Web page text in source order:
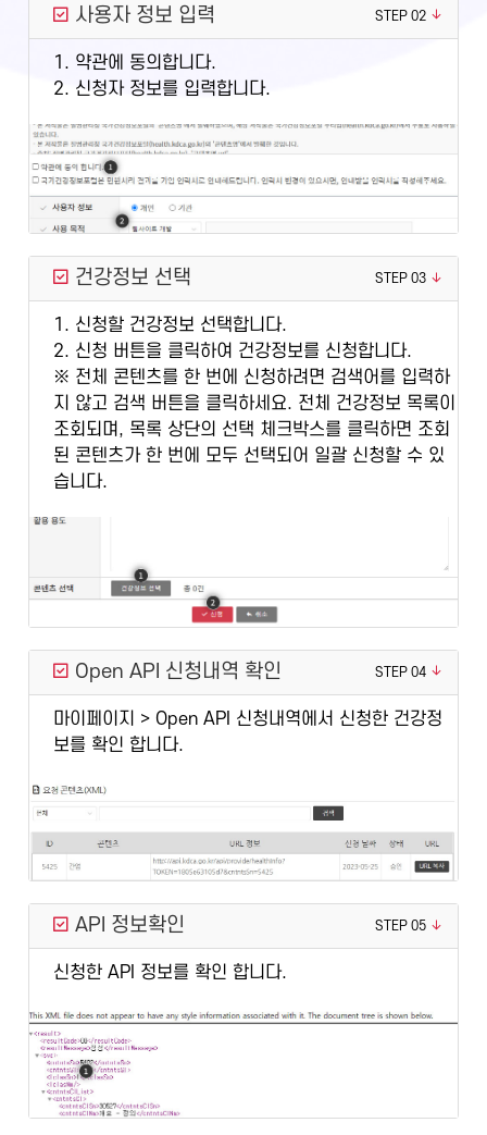
사용자 정보 입력 STEP 02
1. 약관에 동의합니다.
2. 신청자 정보를 입력합니다.
건강정보 선택 STEP 03
1. 신청할 건강정보 선택합니다.
2. 신청 버튼을 클릭하여 건강정보를 신청합니다.
※ 전체 콘텐츠를 한 번에 신청하려면 검색어를 입력하
지 않고 검색 버튼을 클릭하세요. 전체 건강정보 목록이
조회되며, 목록 상단의 선택 체크박스를 클릭하면 조회
된 콘텐츠가 한 번에 모두 선택되어 일괄 신청할 수 있
습니다.
Open API 신청내역 확인 STEP 04
마이페이지 > Open API 신청내역에서 신청한 건강정
보를 확인 합니다.
API 정보확인 STEP 05
신청한 API 정보를 확인 합니다.